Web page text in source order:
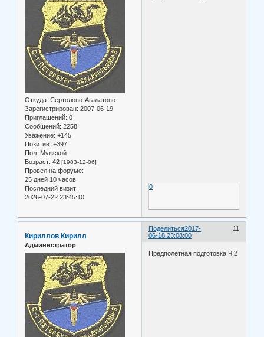
Откуда: Сертолово-Агалатово
Зарегистрирован: 2007-06-19
Приглашений: 0
Сообщений: 2258
Уважение: +145
Позитив: +397
Пол: Мужской
Возраст: 42 [1983-12-06]
Провел на форуме:
25 дней 10 часов
Последний визит:
2026-07-22 23:45:10
0
Поделиться 11
2017-
06-18 23:08:00
Кириллов Кирилл
Администратор
Предполетная подготовка Ч.2